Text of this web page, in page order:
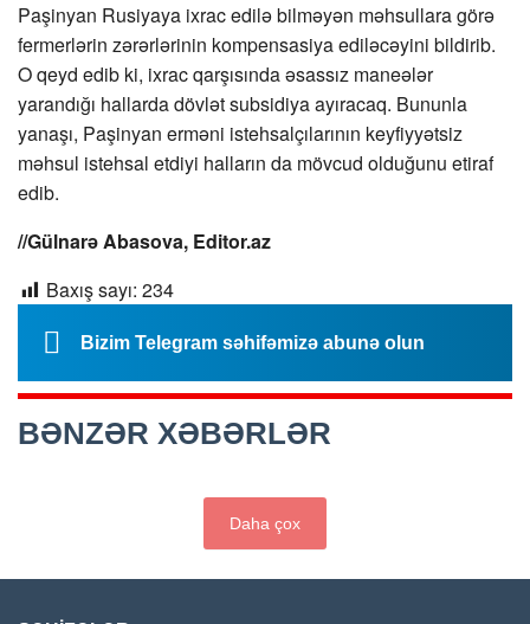
Paşinyan Rusiyaya ixrac edilə bilməyən məhsullara görə
fermerlərin zərərlərinin kompensasiya ediləcəyini bildirib.
O qeyd edib ki, ixrac qarşısında əsassız maneələr
yarandığı hallarda dövlət subsidiya ayıracaq. Bununla
yanaşı, Paşinyan erməni istehsalçılarının keyfiyyətsiz
məhsul istehsal etdiyi halların da mövcud olduğunu etiraf
edib.
//Gülnarə Abasova, Editor.az
Baxış sayı: 234
Bizim Telegram səhifəmizə abunə olun
BƏNZƏR XƏBƏRLƏR
Daha çox